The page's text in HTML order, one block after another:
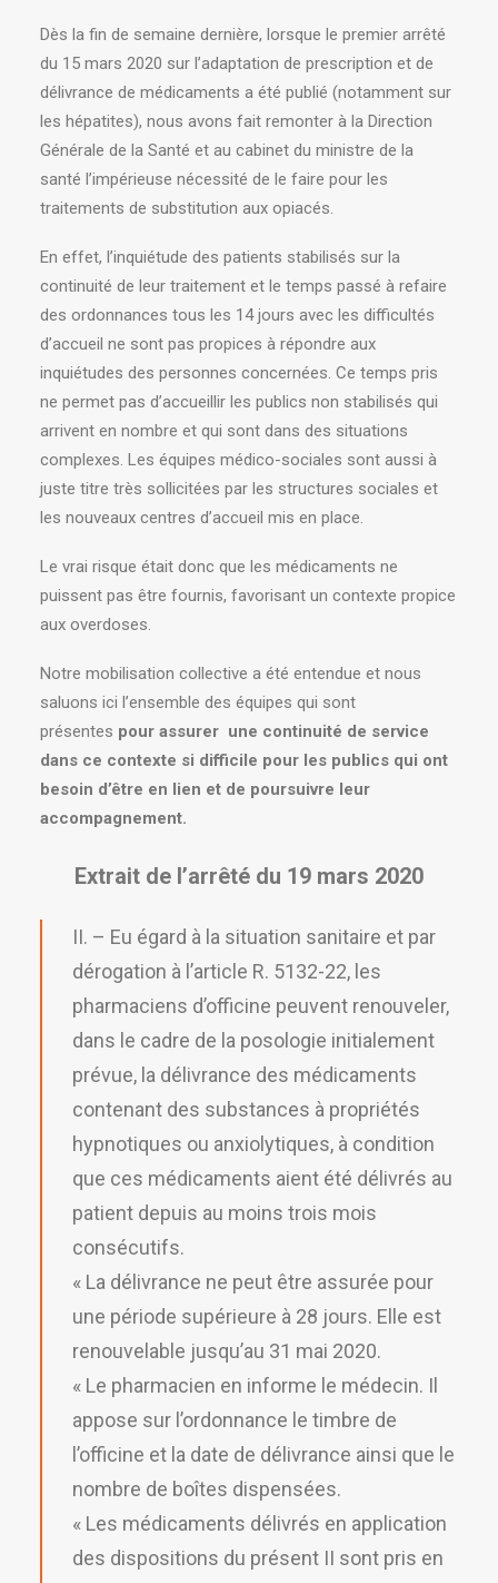
Dès la fin de semaine dernière, lorsque le premier arrêté
du 15 mars 2020 sur l’adaptation de prescription et de
délivrance de médicaments a été publié (notamment sur
les hépatites), nous avons fait remonter à la Direction
Générale de la Santé et au cabinet du ministre de la
santé l’impérieuse nécessité de le faire pour les
traitements de substitution aux opiacés.
En effet, l’inquiétude des patients stabilisés sur la
continuité de leur traitement et le temps passé à refaire
des ordonnances tous les 14 jours avec les difficultés
d’accueil ne sont pas propices à répondre aux
inquiétudes des personnes concernées. Ce temps pris
ne permet pas d’accueillir les publics non stabilisés qui
arrivent en nombre et qui sont dans des situations
complexes. Les équipes médico-sociales sont aussi à
juste titre très sollicitées par les structures sociales et
les nouveaux centres d’accueil mis en place.
Le vrai risque était donc que les médicaments ne
puissent pas être fournis, favorisant un contexte propice
aux overdoses.
Notre mobilisation collective a été entendue et nous
saluons ici l’ensemble des équipes qui sont
présentes pour assurer une continuité de service
dans ce contexte si difficile pour les publics qui ont
besoin d’être en lien et de poursuivre leur
accompagnement.
Extrait de l’arrêté du 19 mars 2020
II. – Eu égard à la situation sanitaire et par
dérogation à l’article R. 5132-22, les
pharmaciens d’officine peuvent renouveler,
dans le cadre de la posologie initialement
prévue, la délivrance des médicaments
contenant des substances à propriétés
hypnotiques ou anxiolytiques, à condition
que ces médicaments aient été délivrés au
patient depuis au moins trois mois
consécutifs.
« La délivrance ne peut être assurée pour
une période supérieure à 28 jours. Elle est
renouvelable jusqu’au 31 mai 2020.
« Le pharmacien en informe le médecin. Il
appose sur l’ordonnance le timbre de
l’officine et la date de délivrance ainsi que le
nombre de boîtes dispensées.
« Les médicaments délivrés en application
des dispositions du présent II sont pris en